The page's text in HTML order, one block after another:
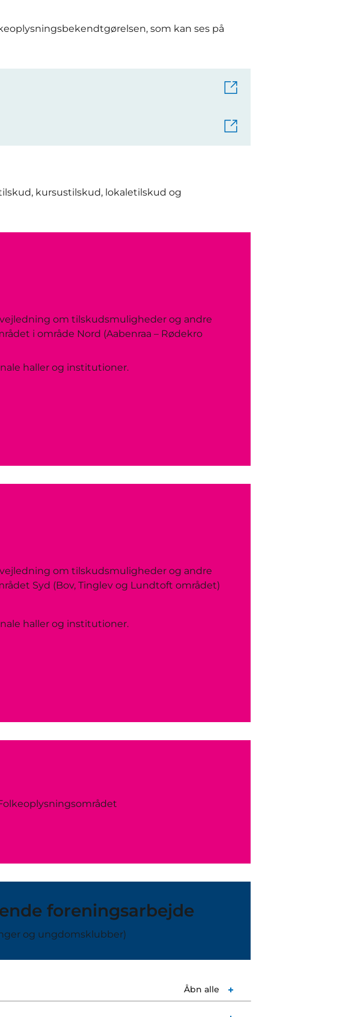
som kan ses på
kursustilskud, lokaletilskud og
om tilskudsmuligheder og andre
i område Nord (Aabenraa – Rødekro
haller og institutioner.
om tilskudsmuligheder og andre
Syd (Bov, Tinglev og Lundtoft området)
haller og institutioner.
foreningsarbejde
og ungdomsklubber)
Åbn alle